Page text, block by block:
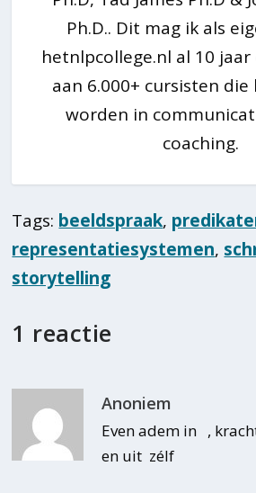
Ph.D.. Dit mag ik als
hetnlpcollege.nl al 10
aan 6.000+ cursisten
worden in
coaching.
Tags: beeldspraak,
representatiesystemen,
storytelling
1 reactie
Anoniem
Even adem in ,
en uit zélf